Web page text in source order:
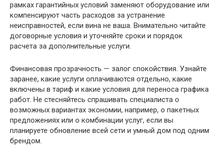
рамках гарантийных условий заменяют оборудование или
компенсируют часть расходов за устранение
неисправностей, если вина не ваша. Внимательно читайте
договорные условия и уточняйте сроки и порядок
расчета за дополнительные услуги.
Финансовая прозрачность — залог спокойствия. Узнайте
заранее, какие услуги оплачиваются отдельно, какие
включены в тариф и какие условия для переноса графика
работ. Не стесняйтесь спрашивать специалиста о
возможных вариантах экономии, например, о пакетных
предложениях или о комбинации услуг, если вы
планируете обновление всей сети и умный дом под одним
брендом.